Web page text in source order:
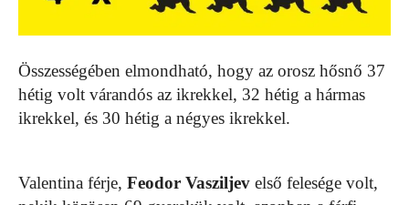
Összességében elmondható, hogy az orosz hősnő 37
hétig volt várandós az ikrekkel, 32 hétig a hármas
ikrekkel, és 30 hétig a négyes ikrekkel.
Valentina férje, Feodor Vasziljev első felesége volt,